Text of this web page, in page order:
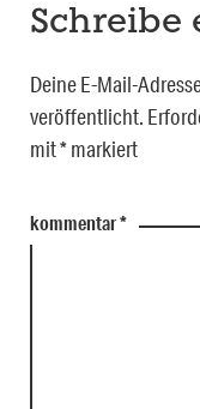
Schreibe
Deine E-Mail-
veröffentlicht.
mit*markiert
kommentar*